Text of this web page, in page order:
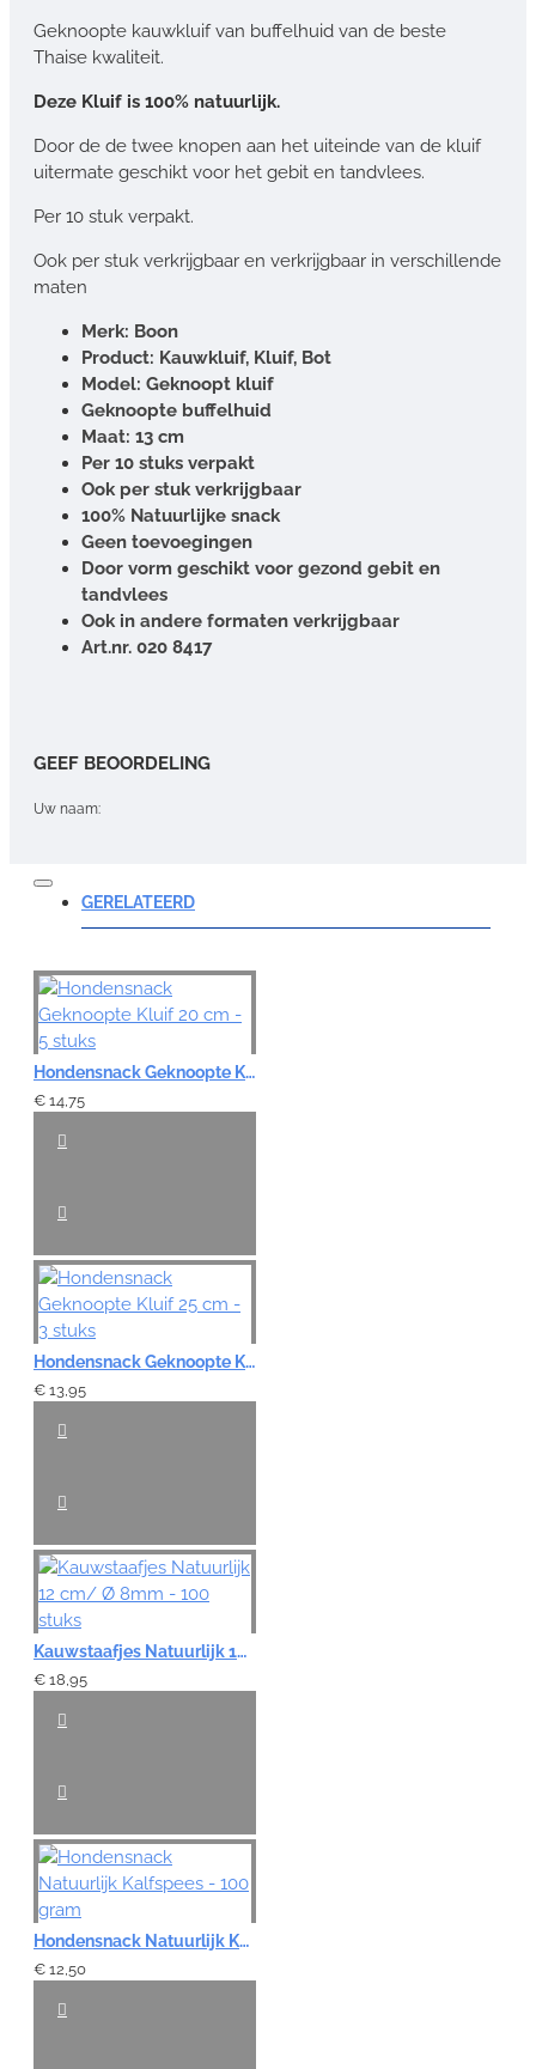
Geknoopte kauwkluif van buffelhuid van de beste
Thaise kwaliteit.
Deze Kluif is 100% natuurlijk.
Door de de twee knopen aan het uiteinde van de kluif
uitermate geschikt voor het gebit en tandvlees.
Per 10 stuk verpakt.
Ook per stuk verkrijgbaar en verkrijgbaar in verschillende
maten
Merk: Boon
Product: Kauwkluif, Kluif, Bot
Model: Geknoopt kluif
Geknoopte buffelhuid
Maat: 13 cm
Per 10 stuks verpakt
Ook per stuk verkrijgbaar
100% Natuurlijke snack
Geen toevoegingen
Door vorm geschikt voor gezond gebit en
tandvlees
Ook in andere formaten verkrijgbaar
Art.nr. 020 8417
GEEF BEOORDELING
Uw naam:
Opmerking:
Note:HTML-code wordt niet vertaald!
Waardering:
Slecht
GERELATEERD
Hondensnack Geknoopte Kluif 20 cm - 5 stuks
€ 14,75
Hondensnack Geknoopte Kluif 25 cm - 3 stuks
€ 13,95
Kauwstaafjes Natuurlijk 12 cm/ Ø 8mm - 100 stuks
€ 18,95
Hondensnack Natuurlijk Kalfspees - 100 gram
€ 12,50